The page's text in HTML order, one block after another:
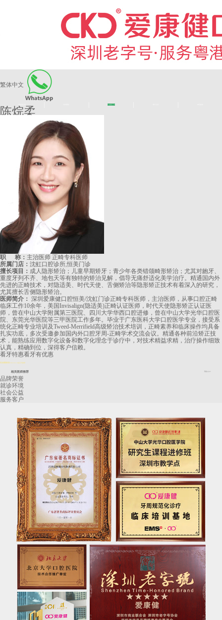
繁体中文
长者医疗券
陈烷柔
职 称： 主治医师 正畸专科医师
所属门店： 沈虹口腔诊所,恒美门诊
擅长项目： 成人隐形矫治；儿童早期矫牙；青少年各类错颌畸形矫治；尤其对龅牙、
重度牙列不齐、地包天等有独特的矫治见解，倡导无痛舒适化美学治疗。精通国内外
先进的正畸技术，对隐适美、时代天使、舌侧矫治等隐形矫正技术有着深入的研究，
尤其擅长舌侧隐形矫治。
医师简介： 深圳爱康健口腔恒美/沈虹门诊正畸专科医师，主治医师，从事口腔正畸
临床工作10余年，美国Invisalign(隐适美)正畸认证医师，时代天使隐形矫正认证医
师，曾在中山大学附属第三医院、四川大学华西口腔进修，曾在中山大学光华口腔医
院、东莞光华医院等三甲医院工作多年。毕业于广东医科大学口腔医学专业，接受系
统化正畸专业培训及Tweed-Merrifield高级矫治技术培训，正畸素养和临床操作均具备
扎实功底，多次受邀参加国内外口腔牙周-正畸学术交流会议。精通各种前沿矫正技
术，能熟练应用数字化设备和数字化理念于诊疗中，对技术精益求精，治疗操作细致
认真，精确到位，深得客户信赖。
看牙特惠看牙有优惠
長者醫療券 2024.8.14起正式啟用
相关医师推荐 More+
品牌荣誉
就诊环境
社会公益
服务客户